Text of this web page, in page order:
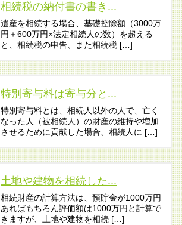
相続税の納付書の書き...
遺産を相続する場合、基礎控除額（3000万
円＋600万円×法定相続人の数）を超える
と、相続税の申告、また相続税 […]
特別寄与料は寄与分と...
特別寄与料とは、相続人以外の人で、亡く
なった人（被相続人）の財産の維持や増加
させるために貢献した場合、相続人に […]
土地や建物を相続した...
相続財産の計算方法は、預貯金が1000万円
あればもちろん評価額は1000万円と計算で
きますが、土地や建物を相続 […]